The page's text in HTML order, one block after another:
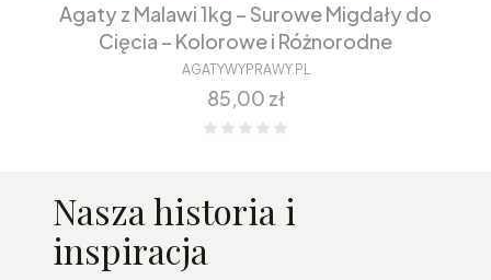
Agaty z Malawi 1kg – Surowe Migdały do
Cięcia – Kolorowe i Różnorodne
AGATYWYPRAWY.PL
Cena
85,00 zł
Nasza historia i
inspiracja